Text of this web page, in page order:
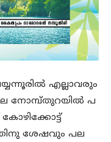
എല്ലാവരും
നോമ്പ്തുറയിൽ പ
കോഴിക്കോട്ട്
ശേഷവും പല